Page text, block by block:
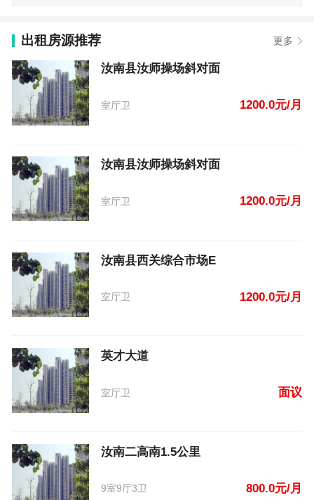
出租房源推荐 更多
汝南县汝师操场斜对面
室厅卫 1200.0元/月
汝南县汝师操场斜对面
室厅卫 1200.0元/月
汝南县西关综合市场E
室厅卫 1200.0元/月
英才大道
室厅卫 面议
汝南二高南1.5公里
9室9厅3卫 800.0元/月